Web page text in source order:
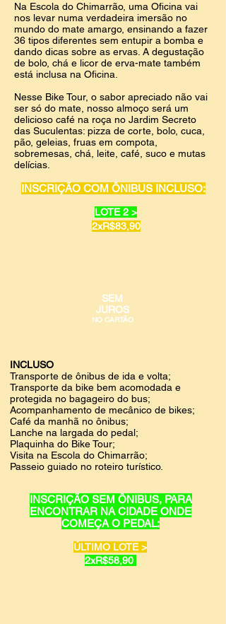
Na Escola do Chimarrão, uma Oficina vai
nos levar numa verdadeira imersão no
mundo do mate amargo, ensinando a fazer
36 tipos diferentes sem entupir a bomba e
dando dicas sobre as ervas. A degustação
de bolo, chá e licor de erva-mate também
está inclusa na Oficina.
Nesse Bike Tour, o sabor apreciado não vai
ser só do mate, nosso almoço será um
delicioso café na roça no Jardim Secreto
das Suculentas: pizza de corte, bolo, cuca,
pão, geleias, fruas em compota,
sobremesas, chá, leite, café, suco e mutas
delícias.
INSCRIÇÃO COM ÔNIBUS INCLUSO:
LOTE 2 >
2xR$83,90
SEM
JUROS
NO CARTÃO
INCLUSO
Transporte de ônibus de ida e volta;
Transporte da bike bem acomodada e
protegida no bagageiro do bus;
Acompanhamento de mecânico de bikes;
Café da manhã no ônibus;
Lanche na largada do pedal;
Plaquinha do Bike Tour;
Visita na Escola do Chimarrão;
Passeio guiado no roteiro turístico.
INSCRIÇÃO SEM ÔNIBUS, PARA
ENCONTRAR NA CIDADE ONDE
COMEÇA O PEDAL:
ÚLTIMO LOTE >
2xR$58,90